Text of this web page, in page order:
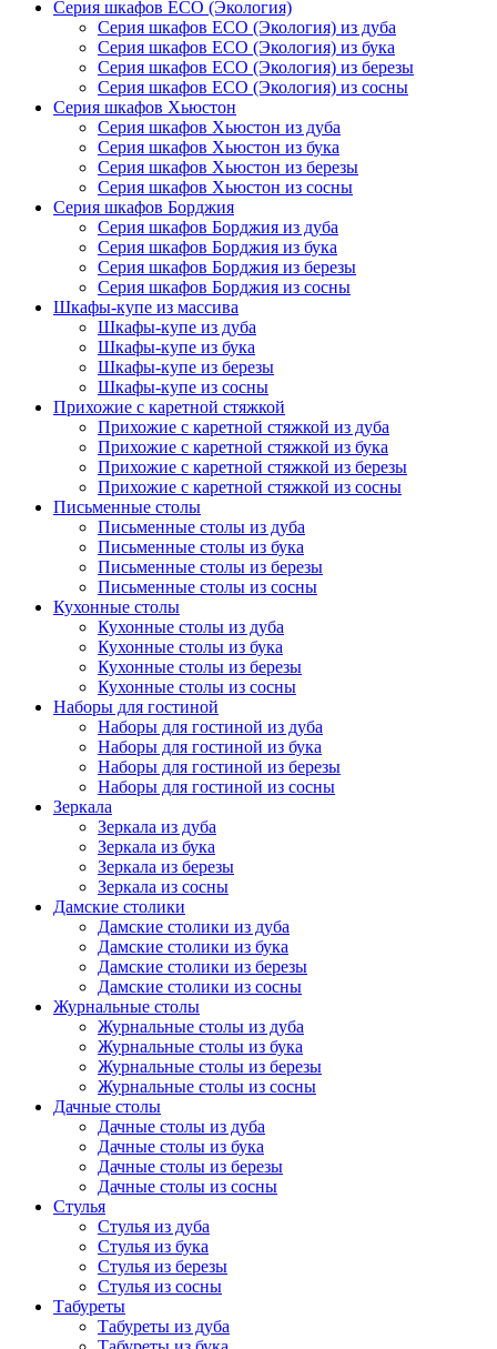
Серия шкафов ECO (Экология)
Серия шкафов ECO (Экология) из дуба
Серия шкафов ECO (Экология) из бука
Серия шкафов ECO (Экология) из березы
Серия шкафов ECO (Экология) из сосны
Серия шкафов Хьюстон
Серия шкафов Хьюстон из дуба
Серия шкафов Хьюстон из бука
Серия шкафов Хьюстон из березы
Серия шкафов Хьюстон из сосны
Серия шкафов Борджия
Серия шкафов Борджия из дуба
Серия шкафов Борджия из бука
Серия шкафов Борджия из березы
Серия шкафов Борджия из сосны
Шкафы-купе из массива
Шкафы-купе из дуба
Шкафы-купе из бука
Шкафы-купе из березы
Шкафы-купе из сосны
Прихожие с каретной стяжкой
Прихожие с каретной стяжкой из дуба
Прихожие с каретной стяжкой из бука
Прихожие с каретной стяжкой из березы
Прихожие с каретной стяжкой из сосны
Письменные столы
Письменные столы из дуба
Письменные столы из бука
Письменные столы из березы
Письменные столы из сосны
Кухонные столы
Кухонные столы из дуба
Кухонные столы из бука
Кухонные столы из березы
Кухонные столы из сосны
Наборы для гостиной
Наборы для гостиной из дуба
Наборы для гостиной из бука
Наборы для гостиной из березы
Наборы для гостиной из сосны
Зеркала
Зеркала из дуба
Зеркала из бука
Зеркала из березы
Зеркала из сосны
Дамские столики
Дамские столики из дуба
Дамские столики из бука
Дамские столики из березы
Дамские столики из сосны
Журнальные столы
Журнальные столы из дуба
Журнальные столы из бука
Журнальные столы из березы
Журнальные столы из сосны
Дачные столы
Дачные столы из дуба
Дачные столы из бука
Дачные столы из березы
Дачные столы из сосны
Стулья
Стулья из дуба
Стулья из бука
Стулья из березы
Стулья из сосны
Табуреты
Табуреты из дуба